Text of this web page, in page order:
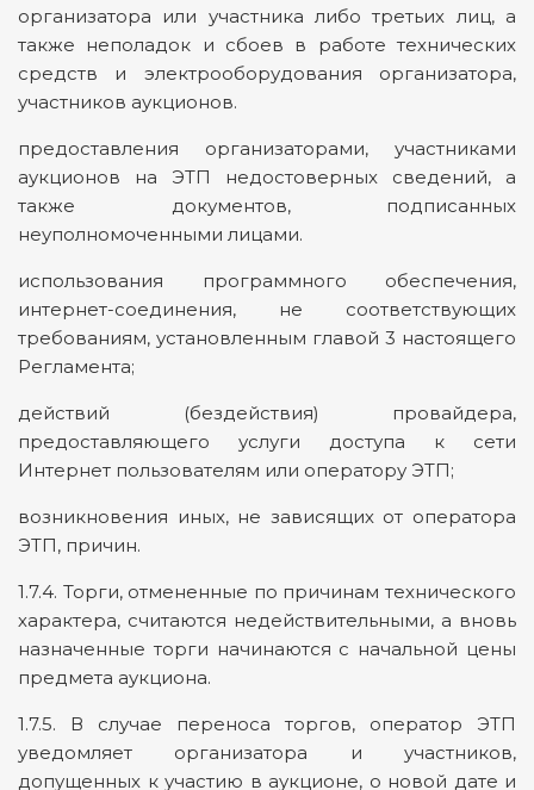
организатора или участника либо третьих лиц, а
также неполадок и сбоев в работе технических
средств и электрооборудования организатора,
участников аукционов.
предоставления организаторами, участниками
аукционов на ЭТП недостоверных сведений, а
также документов, подписанных
неуполномоченными лицами.
использования программного обеспечения,
интернет-соединения, не соответствующих
требованиям, установленным главой 3 настоящего
Регламента;
действий (бездействия) провайдера,
предоставляющего услуги доступа к сети
Интернет пользователям или оператору ЭТП;
возникновения иных, не зависящих от оператора
ЭТП, причин.
1.7.4. Торги, отмененные по причинам технического
характера, считаются недействительными, а вновь
назначенные торги начинаются с начальной цены
предмета аукциона.
1.7.5. В случае переноса торгов, оператор ЭТП
уведомляет организатора и участников,
допущенных к участию в аукционе, о новой дате и